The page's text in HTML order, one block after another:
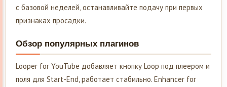
с базовой неделей, останавливайте подачу при первых
признаках просадки.
Обзор популярных плагинов
Looper for YouTube добавляет кнопку Loop под плеером и
поля для Start-End, работает стабильно. Enhancer for